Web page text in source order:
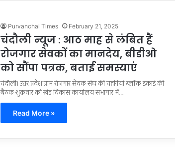
Purvanchal Times February 21, 2025
चंदौली न्यूज : आठ माह से लंबित हैं
रोजगार सेवकों का मानदेय, बीडीओ
को सौंपा पत्रक, बताई समस्याएं
चंदौली। उत्तर प्रदेश ग्राम रोजगार सेवक संघ की चहनियां ब्लॉक इकाई की
बैठक शुक्रवार को खंड विकास कार्यालय सभागार में…
Read More »